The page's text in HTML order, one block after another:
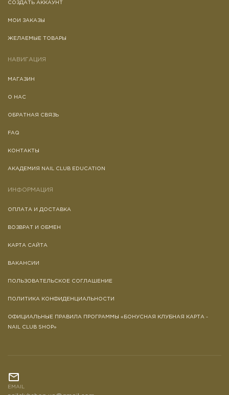
СОЗДАТЬ АККАУНТ
МОИ ЗАКАЗЫ
ЖЕЛАЕМЫЕ ТОВАРЫ
НАВИГАЦИЯ
МАГАЗИН
О НАС
ОБРАТНАЯ СВЯЗЬ
FAQ
КОНТАКТЫ
АКАДЕМИЯ NAIL CLUB EDUCATION
ИНФОРМАЦИЯ
ОПЛАТА И ДОСТАВКА
ВОЗВРАТ И ОБМЕН
КАРТА САЙТА
ВАКАНСИИ
ПОЛЬЗОВАТЕЛЬСКОЕ СОГЛАШЕНИЕ
ПОЛИТИКА КОНФИДЕНЦИАЛЬНОСТИ
ОФИЦИАЛЬНЫЕ ПРАВИЛА ПРОГРАММЫ «БОНУСНАЯ КЛУБНАЯ КАРТА -
NAIL CLUB SHOP»
EMAIL